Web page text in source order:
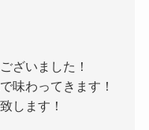
ざいました！
味わってきます！
します！